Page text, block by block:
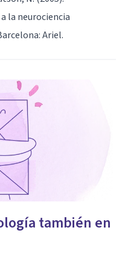
la neurociencia
Ariel.
también en